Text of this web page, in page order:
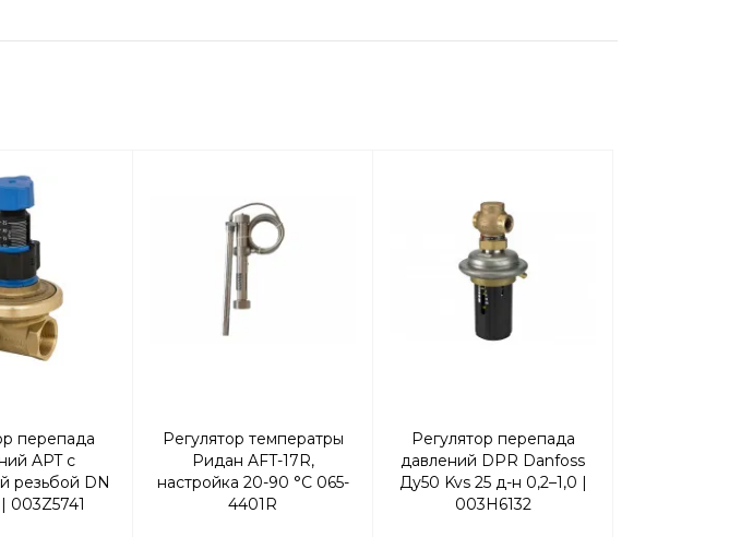
перепада
APT с
резьбой DN
003Z5741
Регулятор температры
Ридан AFT-17R,
настройка 20-90 °С 065-
4401R
Регулятор перепада
давлений DPR Danfoss
Ду50 Kvs 25 д-н 0,2–1,0 |
003H6132